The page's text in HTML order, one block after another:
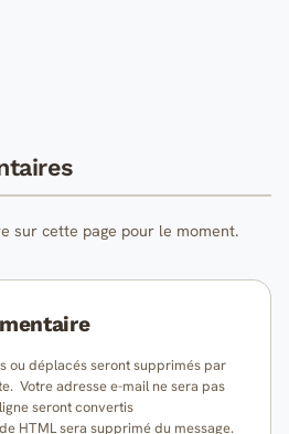
sur cette page pour le moment.
ou déplacés seront supprimés par
Votre adresse e-mail ne sera pas
seront convertis
HTML sera supprimé du message.